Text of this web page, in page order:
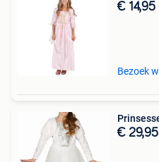
€ 14,95
Bezoek
€ 29,95